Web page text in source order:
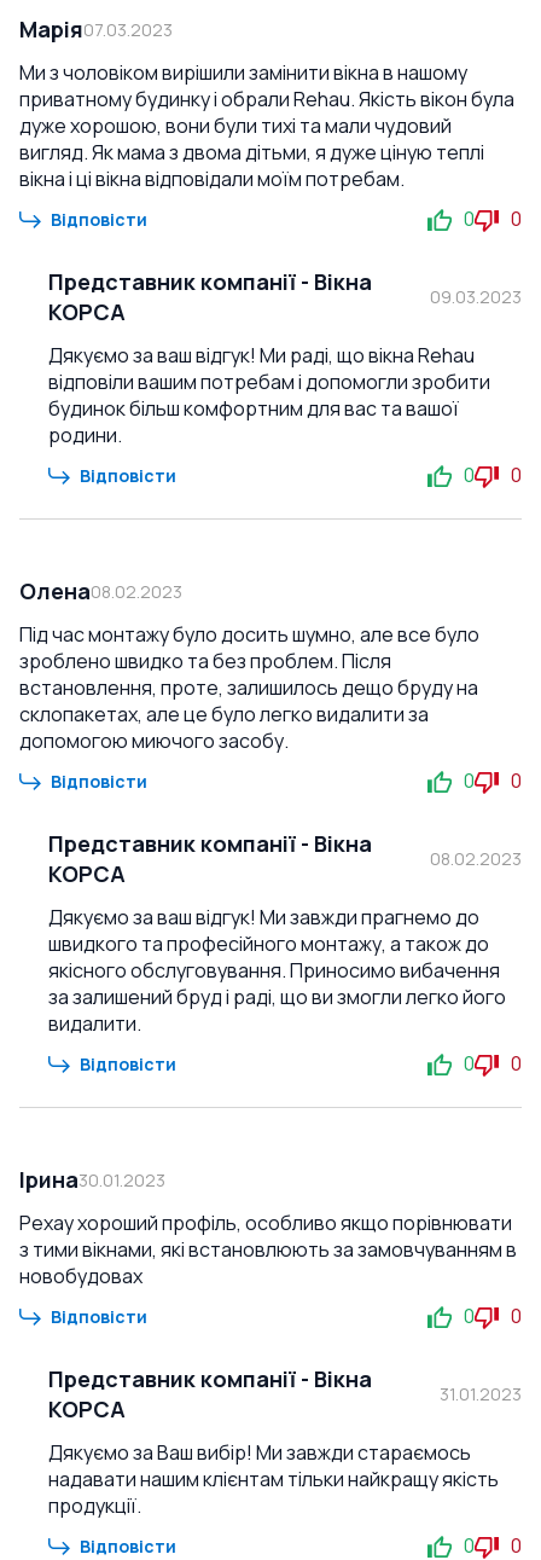
Марія07.03.2023
Ми з чоловіком вирішили замінити вікна в нашому
приватному будинку і обрали Rehau. Якість вікон була
дуже хорошою, вони були тихі та мали чудовий
вигляд. Як мама з двома дітьми, я дуже ціную теплі
вікна і ці вікна відповідали моїм потребам.
Відповісти 0 0
Представник компанії - Вікна
КОРСА
09.03.2023
Дякуємо за ваш відгук! Ми раді, що вікна Rehau
відповіли вашим потребам і допомогли зробити
будинок більш комфортним для вас та вашої
родини.
Відповісти 0 0
Олена08.02.2023
Під час монтажу було досить шумно, але все було
зроблено швидко та без проблем. Після
встановлення, проте, залишилось дещо бруду на
склопакетах, але це було легко видалити за
допомогою миючого засобу.
Відповісти 0 0
Представник компанії - Вікна
КОРСА
08.02.2023
Дякуємо за ваш відгук! Ми завжди прагнемо до
швидкого та професійного монтажу, а також до
якісного обслуговування. Приносимо вибачення
за залишений бруд і раді, що ви змогли легко його
видалити.
Відповісти 0 0
Ірина30.01.2023
Рехау хороший профіль, особливо якщо порівнювати
з тими вікнами, які встановлюють за замовчуванням в
новобудовах
Відповісти 0 0
Представник компанії - Вікна
КОРСА
31.01.2023
Дякуємо за Ваш вибір! Ми завжди стараємось
надавати нашим клієнтам тільки найкращу якість
продукції.
Відповісти 0 0